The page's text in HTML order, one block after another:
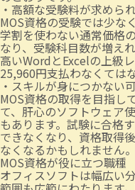
・高額な受験料が求めら
MOS資格の受験では少な
学割を使わない通常価格
なり、受験科目数が増え
高いWordとExcelの上級
25,960円支払わなくては
・スキルが身につかない
MOS資格の取得を目指し
て、肝心のソフトウェア
もあります。試験に合格
できなくなり、資格取得
なくなるかもしれません。
MOS資格が役に立つ職種
オフィスソフトは幅広い